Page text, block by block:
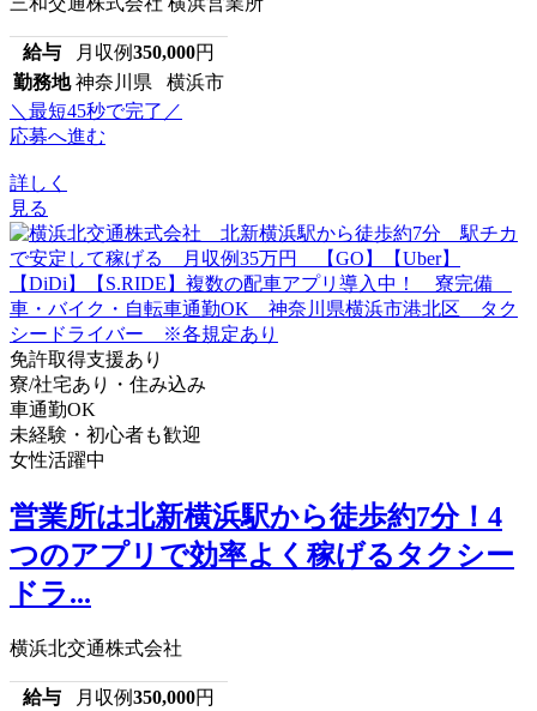
給与 月収例350,000円
勤務地 神奈川県 横浜市
＼最短45秒で完了／
応募へ進む
詳しく
見る
免許取得支援あり
寮/社宅あり・住み込み
車通勤OK
未経験・初心者も歓迎
女性活躍中
営業所は北新横浜駅から徒歩約7分！4
つのアプリで効率よく稼げるタクシー
ドラ...
横浜北交通株式会社
給与 月収例350,000円